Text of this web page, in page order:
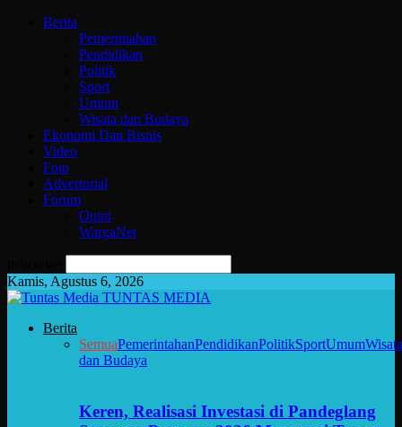
Berita
Pemerintahan
Pendidikan
Politik
Sport
Umum
Wisata dan Budaya
Ekonomi Dan Bisnis
Video
Foto
Advertorial
Forum
Opini
WargaNet
Kamis, Agustus 6, 2026
TUNTAS MEDIA
Berita
SemuaPemerintahanPendidikanPolitikSportUmumWisata
dan Budaya
Keren, Realisasi Investasi di Pandeglang